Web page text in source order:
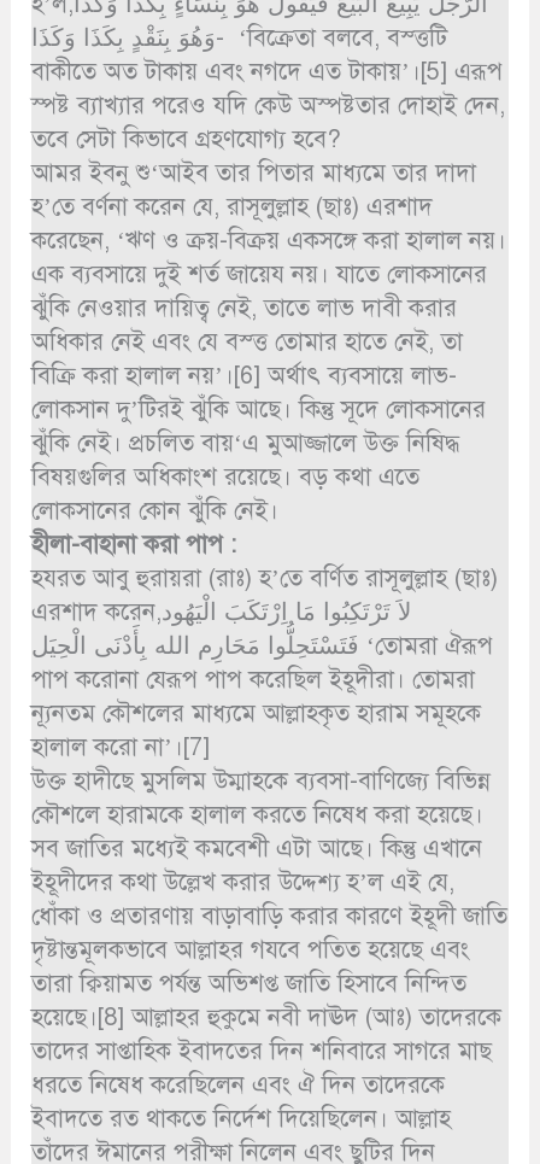
وَهُوَ بِنَقْدٍ بِكَذَا وَكَذَا- ‘বিক্রেতা বলবে, বস্ত্তটি
বাকীতে অত টাকায় এবং নগদে এত টাকায়’।[5] এরূপ
স্পষ্ট ব্যাখ্যার পরেও যদি কেউ অস্পষ্টতার দোহাই দেন,
তবে সেটা কিভাবে গ্রহণযোগ্য হবে?
আমর ইবনু শু‘আইব তার পিতার মাধ্যমে তার দাদা
হ’তে বর্ণনা করেন যে, রাসূলুল্লাহ (ছাঃ) এরশাদ
করেছেন, ‘ঋণ ও ক্রয়-বিক্রয় একসঙ্গে করা হালাল নয়।
এক ব্যবসায়ে দুই শর্ত জায়েয নয়। যাতে লোকসানের
ঝুঁকি নেওয়ার দায়িত্ব নেই, তাতে লাভ দাবী করার
অধিকার নেই এবং যে বস্ত্ত তোমার হাতে নেই, তা
বিক্রি করা হালাল নয়’।[6] অর্থাৎ ব্যবসায়ে লাভ-
লোকসান দু’টিরই ঝুঁকি আছে। কিন্তু সূদে লোকসানের
ঝুঁকি নেই। প্রচলিত বায়‘এ মুআজ্জালে উক্ত নিষিদ্ধ
বিষয়গুলির অধিকাংশ রয়েছে। বড় কথা এতে
লোকসানের কোন ঝুঁকি নেই।
হীলা-বাহানা করা পাপ :
হযরত আবু হুরায়রা (রাঃ) হ’তে বর্ণিত রাসূলুল্লাহ (ছাঃ)
এরশাদ করেন,لاَ تَرْتَكِبُوا مَا اِرْتَكَبَ الْيَهُود
فَتَسْتَحِلُّوا مَحَارِم الله بِأَدْنَى الْحِيَل ‘তোমরা ঐরূপ
পাপ করোনা যেরূপ পাপ করেছিল ইহূদীরা। তোমরা
ন্যূনতম কৌশলের মাধ্যমে আল্লাহকৃত হারাম সমূহকে
হালাল করো না’।[7]
উক্ত হাদীছে মুসলিম উম্মাহকে ব্যবসা-বাণিজ্যে বিভিন্ন
কৌশলে হারামকে হালাল করতে নিষেধ করা হয়েছে।
সব জাতির মধ্যেই কমবেশী এটা আছে। কিন্তু এখানে
ইহূদীদের কথা উল্লেখ করার উদ্দেশ্য হ’ল এই যে,
ধোঁকা ও প্রতারণায় বাড়াবাড়ি করার কারণে ইহূদী জাতি
দৃষ্টান্তমূলকভাবে আল্লাহর গযবে পতিত হয়েছে এবং
তারা ক্বিয়ামত পর্যন্ত অভিশপ্ত জাতি হিসাবে নিন্দিত
হয়েছে।[8] আল্লাহর হুকুমে নবী দাঊদ (আঃ) তাদেরকে
তাদের সাপ্তাহিক ইবাদতের দিন শনিবারে সাগরে মাছ
ধরতে নিষেধ করেছিলেন এবং ঐ দিন তাদেরকে
ইবাদতে রত থাকতে নির্দেশ দিয়েছিলেন। আল্লাহ
তাঁদের ঈমানের পরীক্ষা নিলেন এবং ছুটির দিন